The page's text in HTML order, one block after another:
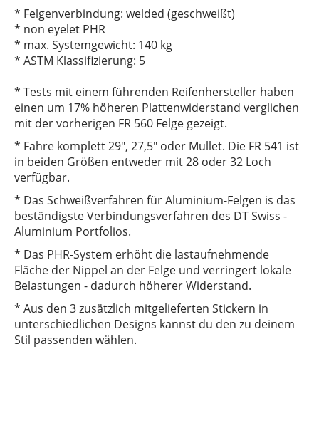
* Felgenverbindung: welded (geschweißt)
* non eyelet PHR
* max. Systemgewicht: 140 kg
* ASTM Klassifizierung: 5
* Tests mit einem führenden Reifenhersteller haben
einen um 17% höheren Plattenwiderstand verglichen
mit der vorherigen FR 560 Felge gezeigt.
* Fahre komplett 29", 27,5" oder Mullet. Die FR 541 ist
in beiden Größen entweder mit 28 oder 32 Loch
verfügbar.
* Das Schweißverfahren für Aluminium-Felgen is das
beständigste Verbindungsverfahren des DT Swiss -
Aluminium Portfolios.
* Das PHR-System erhöht die lastaufnehmende
Fläche der Nippel an der Felge und verringert lokale
Belastungen - dadurch höherer Widerstand.
* Aus den 3 zusätzlich mitgelieferten Stickern in
unterschiedlichen Designs kannst du den zu deinem
Stil passenden wählen.